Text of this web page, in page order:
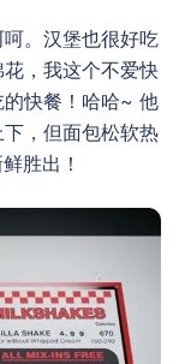
。汉堡也很好吃
，我这个不爱快
快餐！哈哈~ 他
，但面包松软热
胜出！